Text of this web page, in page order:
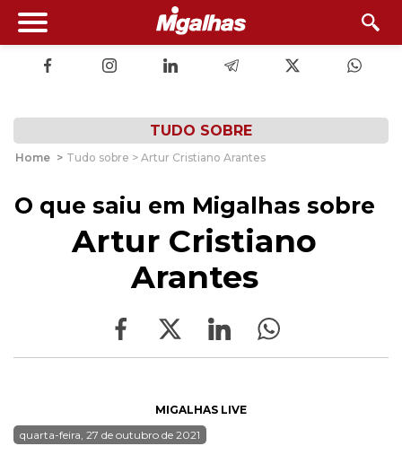
TUDO SOBRE
Home > Tudo sobre > Artur Cristiano Arantes
O que saiu em Migalhas sobre
Artur Cristiano
Arantes
MIGALHAS LIVE
quarta-feira, 27 de outubro de 2021